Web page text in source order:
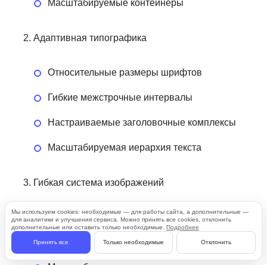
Масштабируемые контейнеры
Адаптивная типографика
Относительные размеры шрифтов
Гибкие межстрочные интервалы
Настраиваемые заголовочные комплексы
Масштабируемая иерархия текста
Гибкая система изображений
Универсальные пропорции иллюстраций
Адаптивные форматы фотографий
Мы используем cookies: необходимые — для работы сайта, а дополнительные —
для аналитики и улучшения сервиса. Можно принять все cookies, отклонить
дополнительные или оставить только необходимые. Подробнее
Принять все Только необходимые Отклонить